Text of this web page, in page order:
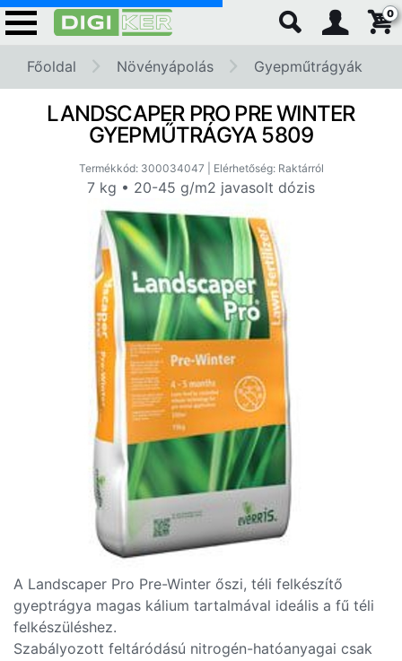
0
Főoldal Növényápolás Gyepműtrágyák
LANDSCAPER PRO PRE WINTER
GYEPMŰTRÁGYA 5809
Termékkód: 300034047 | Elérhetőség: Raktárról
7 kg • 20-45 g/m2 javasolt dózis
A Landscaper Pro Pre-Winter őszi, téli felkészítő
gyeptrágya magas kálium tartalmával ideális a fű téli
felkészüléshez.
Szabályozott feltáródású nitrogén-hatóanyagai csak